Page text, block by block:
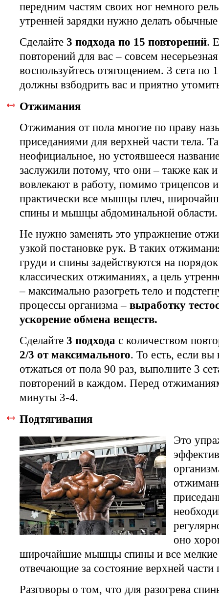
передним частям своих ног немного
утренней зарядки нужно делать
Сделайте 3 подхода по 15 повторений.
повторений для вас – совсем
воспользуйтесь отягощением. 3 сета по
должны взбодрить вас и приятно
Отжимания
Отжимания от пола многие по праву
приседаниями для верхней части тела.
неофициальное, но устоявшееся
заслужили потому, что они – также как
вовлекают в работу, помимо
практически все мышцы плеч,
спины и мышцы абдоминальной области.
Не нужно заменять это упражнение
узкой постановке рук. В таких
груди и спины задействуются на
классических отжиманиях, а цель
– максимально разогреть тело и
процессы организма – выработку
ускорение обмена веществ.
Сделайте 3 подхода с количеством
2/3 от максимального. То есть, если вы
отжаться от пола 90 раз, выполните 3
повторений в каждом. Перед
минуты 3-4.
Подтягивания
Это
оно
широчайшие мышцы спины и все
отвечающие за состояние верхней части
Разговоры о том, что для разогрева